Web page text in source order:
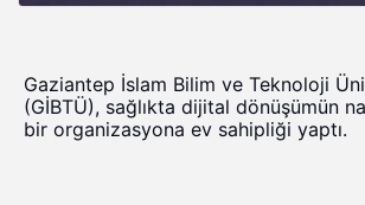
Gaziantep İslam Bilim ve Teknoloji
(GİBTÜ), sağlıkta dijital dönüşümün
bir organizasyona ev sahipliği yaptı.